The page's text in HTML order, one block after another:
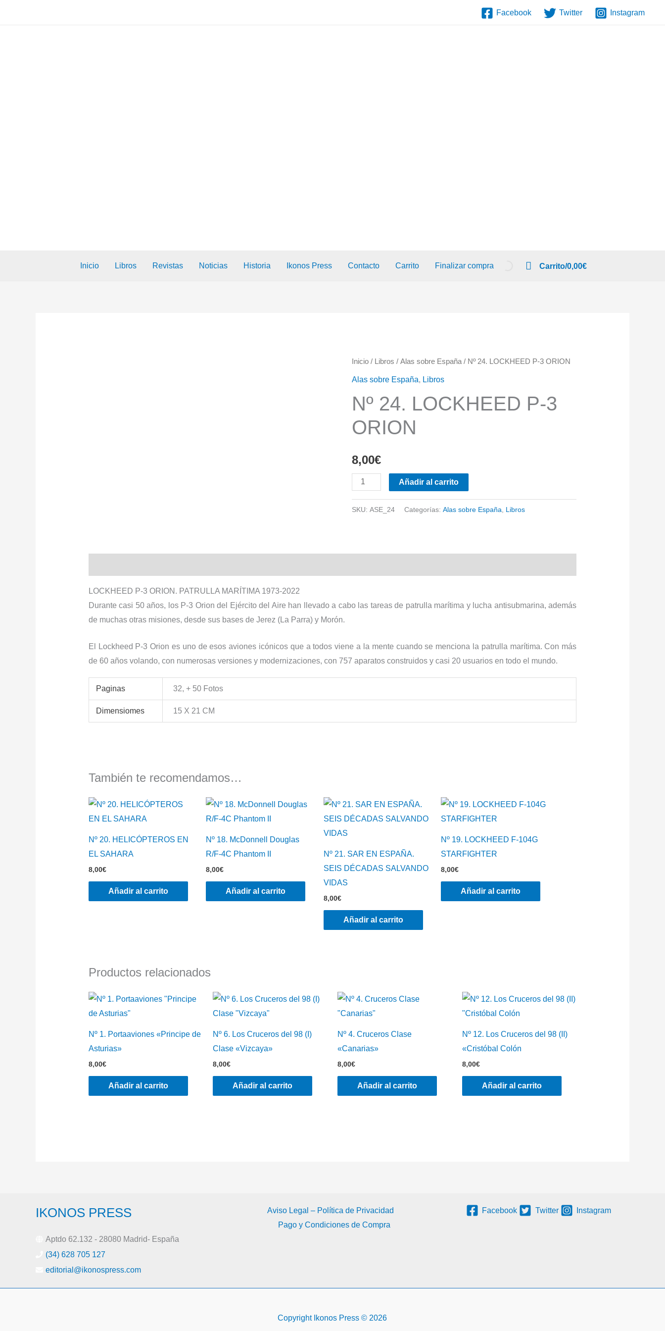
Facebook Twitter Instagram
Inicio Libros Revistas Noticias Historia Ikonos Press Contacto Carrito Finalizar compra Carrito/0,00€
Inicio / Libros /Alas sobre España/ Nº 24. LOCKHEED P-3 ORION
Alas sobre España, Libros
Nº 24. LOCKHEED P-3
ORION
8,00€
LOCKHEED
ORION
Añadir al carrito
SKU:ASE_24 Categorías:Alas sobre España Libros
LOCKHEED P-3 ORION. PATRULLA MARÍTIMA 1973-2022
Durante casi 50 años, los P-3 Orion del Ejército del Aire han llevado a cabo las tareas de patrulla marítima y lucha antisubmarina, además
de muchas otras misiones, desde sus bases de Jerez (La Parra) y Morón.
El Lockheed P-3 Orion es uno de esos aviones icónicos que a todos viene a la mente cuando se menciona la patrulla marítima. Con más
de 60 años volando, con numerosas versiones y modernizaciones, con 757 aparatos construidos y casi 20 usuarios en todo el mundo.
Paginas 32, + 50 Fotos
Dimensiomes 15 X 21 CM
También te recomendamos…
Nº 20. HELICÓPTEROS EN
EL SAHARA
8,00€
Añadir al carrito
Nº 18. McDonnell Douglas
R/F-4C Phantom II
8,00€
Añadir al carrito
Nº 21. SAR EN ESPAÑA.
SEIS DÉCADAS SALVANDO
VIDAS
8,00€
Añadir al carrito
Nº 19. LOCKHEED F-104G
STARFIGHTER
8,00€
Añadir al carrito
Productos relacionados
Nº 1. Portaaviones «Principe de
Asturias»
8,00€
Añadir al carrito
Nº 6. Los Cruceros del 98 (I)
Clase «Vizcaya»
8,00€
Añadir al carrito
Nº 4. Cruceros Clase
«Canarias»
8,00€
Añadir al carrito
Nº 12. Los Cruceros del 98 (II)
«Cristóbal Colón
8,00€
Añadir al carrito
IKONOS PRESS
Aptdo 62.132 - 28080 Madrid- España
(34) 628 705 127
editorial@ikonospress.com
Aviso Legal – Política de Privacidad
Pago y Condiciones de Compra
Facebook Twitter Instagram
Copyright Ikonos Press © 2026